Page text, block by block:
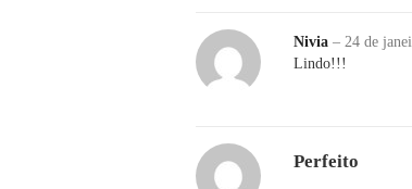
Nivia – 24 de
Lindo!!!
Perfeito